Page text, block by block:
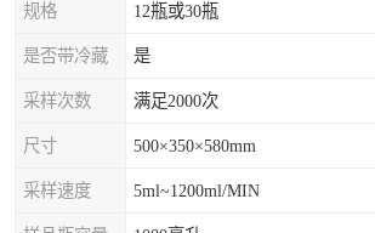
规格 12瓶或30瓶
是否带冷藏 是
采样次数 满足2000次
尺寸 500×350×580mm
采样速度 5ml~1200ml/MIN